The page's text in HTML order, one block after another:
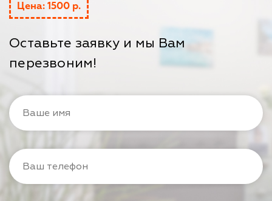
Цена: 1500 р.
Оставьте заявку и мы Вам
перезвоним!